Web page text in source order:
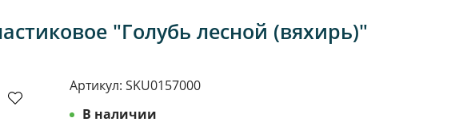
"Голубь лесной (вяхирь)"
Артикул: SKU0157000
В наличии